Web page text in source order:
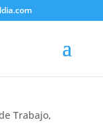
Trabajo,